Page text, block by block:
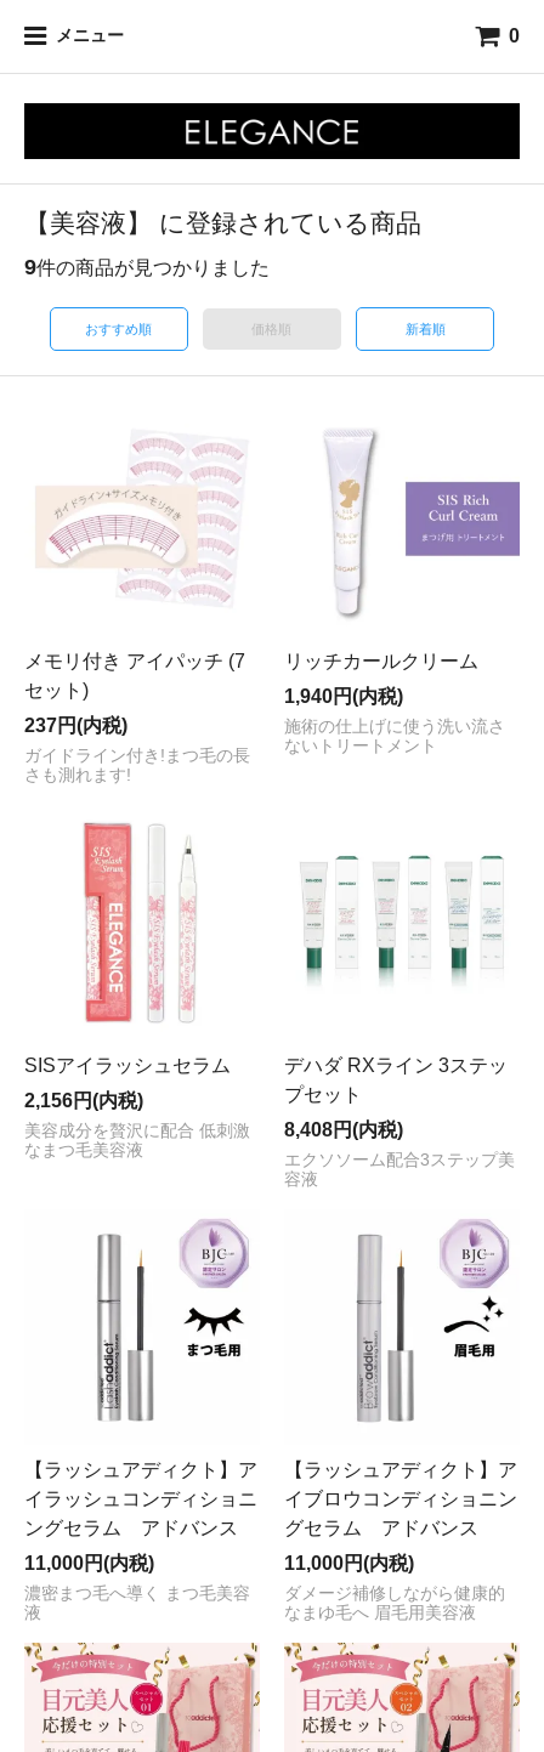
メニュー 0
【美容液】 に登録されている商品
9件の商品が見つかりました
おすすめ順 価格順 新着順
メモリ付き アイパッチ (7
セット)
237円(内税)
ガイドライン付き!まつ毛の長
さも測れます!
リッチカールクリーム
1,940円(内税)
施術の仕上げに使う洗い流さ
ないトリートメント
SISアイラッシュセラム
2,156円(内税)
美容成分を贅沢に配合 低刺激
なまつ毛美容液
デハダ RXライン 3ステッ
プセット
8,408円(内税)
エクソソーム配合3ステップ美
容液
【ラッシュアディクト】ア
イラッシュコンディショニ
ングセラム アドバンス
11,000円(内税)
濃密まつ毛へ導く まつ毛美容
液
【ラッシュアディクト】ア
イブロウコンディショニン
グセラム アドバンス
11,000円(内税)
ダメージ補修しながら健康的
なまゆ毛へ 眉毛用美容液